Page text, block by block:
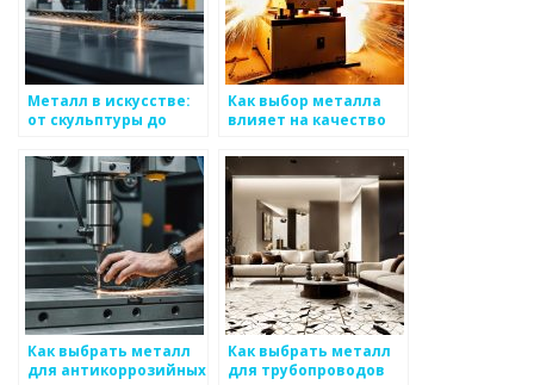
Металл в искусстве:
от скульптуры до
Как выбор металла
влияет на качество
продукции
Как выбрать металл
для антикоррозийных
Как выбрать металл
для трубопроводов